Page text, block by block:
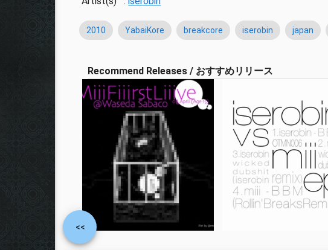
2010 YabaiKore breakcore iserobin japan
Recommend Releases / おすすめリリース
<<